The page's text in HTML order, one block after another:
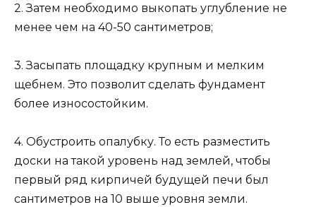
2. Затем необходимо выкопать углубление не
менее чем на 40-50 сантиметров;
3. Засыпать площадку крупным и мелким
щебнем. Это позволит сделать фундамент
более износостойким.
4. Обустроить опалубку. То есть разместить
доски на такой уровень над землей, чтобы
первый ряд кирпичей будущей печи был
сантиметров на 10 выше уровня земли.